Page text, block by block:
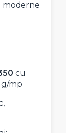
moderne
cu
g/mp